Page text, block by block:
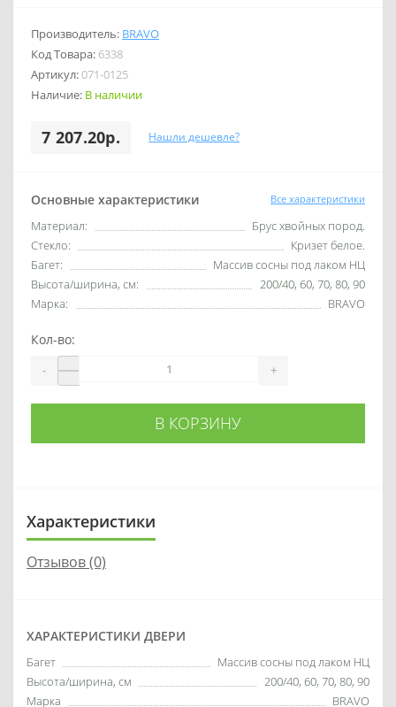
Производитель: BRAVO
Код Товара: 6338
Артикул:071-0125
Наличие: В наличии
7 207.20р. Нашли дешевле?
Основные характеристики Все характеристики
Материал:
Брус хвойных пород.
Стекло:
Кризет белое.
Багет:
Массив сосны под лаком НЦ
Высота/ширина, см:
200/40, 60, 70, 80, 90
Марка:
BRAVO
Кол-во:
- +
В КОРЗИНУ
Характеристики
Отзывов (0)
ХАРАКТЕРИСТИКИ ДВЕРИ
Багет
Массив сосны под лаком НЦ
Высота/ширина, см
200/40, 60, 70, 80, 90
Марка
BRAVO